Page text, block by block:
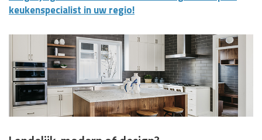
keukenspecialist in uw regio!